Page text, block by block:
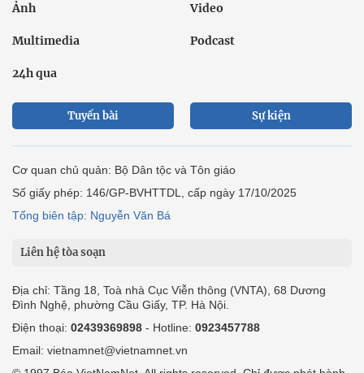
Ảnh Video
Multimedia Podcast
24h qua
Tuyến bài Sự kiện
Cơ quan chủ quản: Bộ Dân tộc và Tôn giáo
Số giấy phép: 146/GP-BVHTTDL, cấp ngày 17/10/2025
Tổng biên tập: Nguyễn Văn Bá
Liên hệ tòa soạn
Địa chỉ: Tầng 18, Toà nhà Cục Viễn thông (VNTA), 68 Dương
Đình Nghệ, phường Cầu Giấy, TP. Hà Nội.
Điện thoại: 02439369898 - Hotline: 0923457788
Email: vietnamnet@vietnamnet.vn